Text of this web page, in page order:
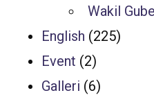
Wakil
English (225)
Event (2)
Galleri (6)